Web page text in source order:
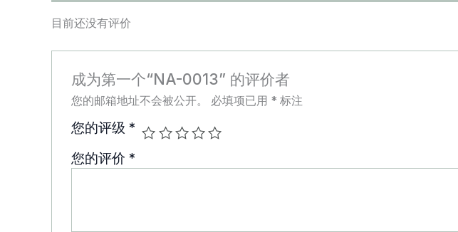
目前还没有评价
成为第一个“NA-0013” 的评价者
您的邮箱地址不会被公开。 必填项已用 * 标注
您的评级 *
您的评价 *